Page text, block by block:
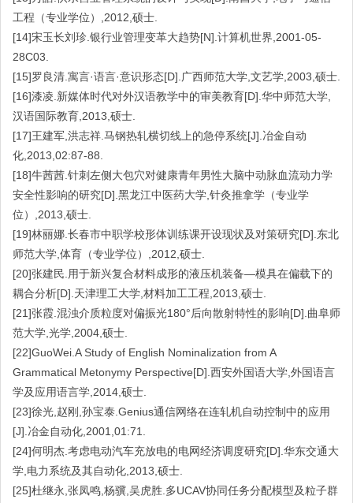
工程（专业学位）,2012,硕士.
[14]宋玉长刘珍.银行业管理变革大趋势[N].计算机世界,2001-05-
28C03.
[15]罗良清.寓言·语言·意识形态[D].广西师范大学,文艺学,2003,硕士.
[16]漆凌.新媒体时代对外汉语教学中的审美教育[D].华中师范大学,
汉语国际教育,2013,硕士.
[17]王建军,洪志祥.马钢热轧横切线上的急停系统[J].冶金自动
化,2013,02:87-88.
[18]牛茜茜.针刺左侧大包穴对健康青年男性大脑中动脉血流动力学
安全性影响的研究[D].黑龙江中医药大学,针灸推拿学（专业学
位）,2013,硕士.
[19]林丽娜.长春市中职学校形体训练课开设现状及对策研究[D].东北
师范大学,体育（专业学位）,2012,硕士.
[20]张建民.用于新兴复合材料成形的液压机装备—模具在偏载下的
耦合分析[D].天津理工大学,材料加工工程,2013,硕士.
[21]张霞.混浊介质粒度对偏振光180°后向散射特性的影响[D].曲阜师
范大学,光学,2004,硕士.
[22]GuoWei.A Study of English Nominalization from A
Grammatical Metonymy Perspective[D].西安外国语大学,外国语言
学及应用语言学,2014,硕士.
[23]徐光,赵刚,孙宝泰.Genius通信网络在连轧机自动控制中的应用
[J].冶金自动化,2001,01:71.
[24]何明杰.考虑电动汽车充放电的电网经济调度研究[D].华东交通大
学,电力系统及其自动化,2013,硕士.
[25]杜继永,张凤鸣,杨骥,吴虎胜.多UCAV协同任务分配模型及粒子群